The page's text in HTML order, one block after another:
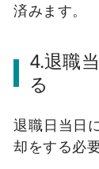
済みます。
4.退職
る
退職日当日
却をする必